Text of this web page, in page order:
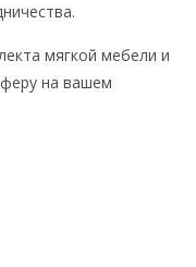
мягкой мебели и
на вашем